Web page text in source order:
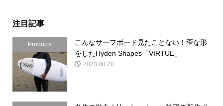
注目記事
Products
こんなサーフボード見たことない！歪な形
をしたHyden Shapes「VIRTUE」
2023.08.20